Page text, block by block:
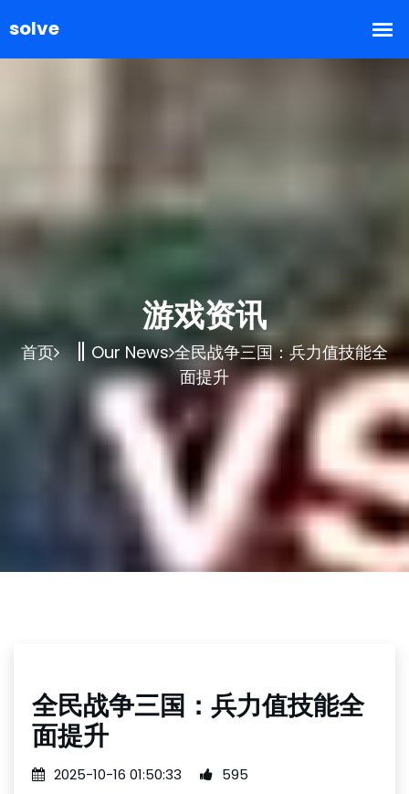
游戏资讯
首页 Our News 全民战争三国：兵力值技能全
面提升
全民战争三国：兵力值技能全
面提升
2025-10-16 01:50:33 595